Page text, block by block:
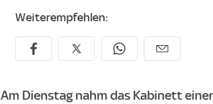
Weiterempfehlen:
Am Dienstag nahm das Kabinett